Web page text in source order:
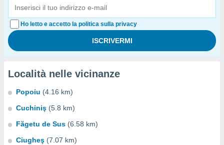
Ho letto e accetto la politica sulla privacy
Località nelle vicinanze
Popoiu (4.16 km)
Cuchiniş (5.8 km)
Făgetu de Sus (6.58 km)
Ciugheş (7.07 km)